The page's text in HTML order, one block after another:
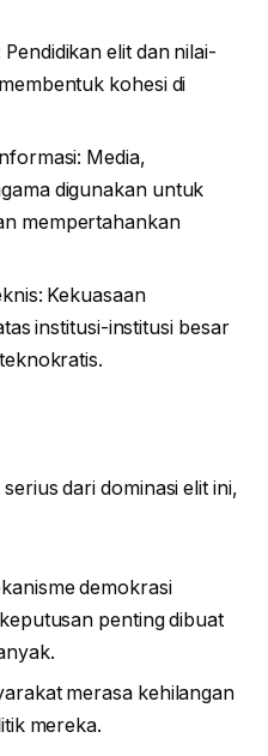
elit dan nilai-
kohesi di
Media,
digunakan untuk
mempertahankan
Kekuasaan
institusi-institusi besar
dari dominasi elit ini,
demokrasi
penting dibuat
merasa kehilangan
mereka.